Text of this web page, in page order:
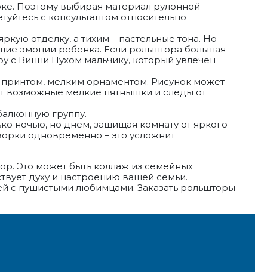
Поэтому выбирая материал рулонной
с консультантом относительно
отделку, а тихим – пастельные тона. Но
эмоции ребенка. Если рольштора большая
с Винни Пухом мальчику, который увлечен
мелким орнаментом. Рисунок может
возможные мелкие пятнышки и следы от
группу.
ночью, но днем, защищая комнату от яркого
одновременно – это усложнит
Это может быть коллаж из семейных
духу и настроению вашей семьи.
с пушистыми любимцами. Заказать рольшторы